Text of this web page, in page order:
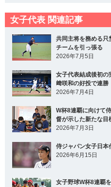
女子代表 関連記事
共同主将を務める只
チームを引っ張る
2026年7月5日
女子代表結成後初の
﨑咲和の好投で連勝
2026年7月4日
W杯8連覇に向けて
督が示した新たな目
2026年7月3日
侍ジャパン女子日本
2026年6月15日
女子野球W杯8連覇